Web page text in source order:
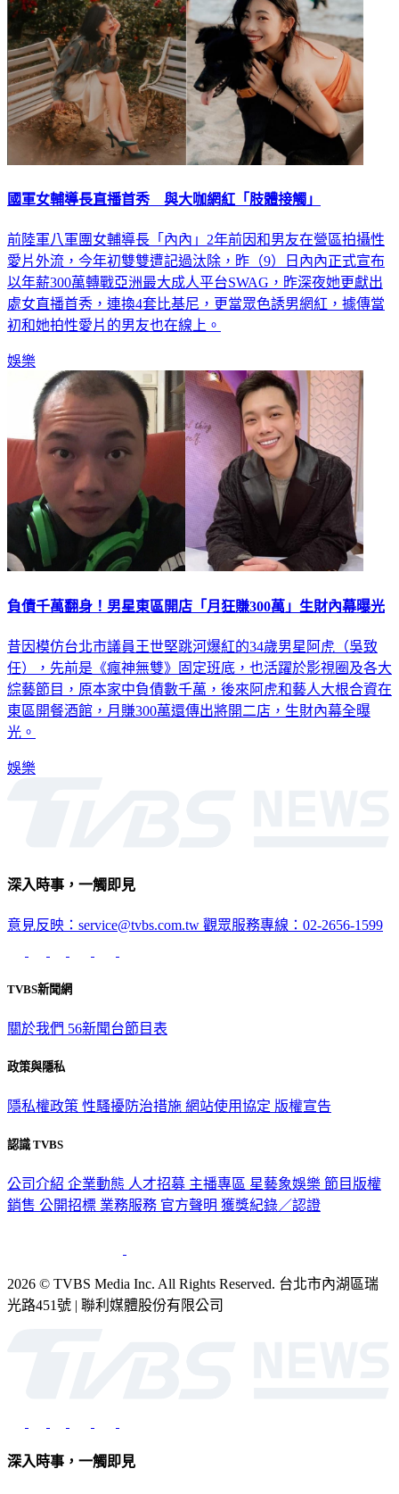
國軍女輔導長直播首秀 與大咖網紅「肢體接觸」
前陸軍八軍團女輔導長「內內」2年前因和男友在營區拍攝性
愛片外流，今年初雙雙遭記過汰除，昨（9）日內內正式宣布
以年薪300萬轉戰亞洲最大成人平台SWAG，昨深夜她更獻出
處女直播首秀，連換4套比基尼，更當眾色誘男網紅，據傳當
初和她拍性愛片的男友也在線上。
娛樂
負債千萬翻身！男星東區開店「月狂賺300萬」生財內幕曝光
昔因模仿台北市議員王世堅跳河爆紅的34歲男星阿虎（吳致
任），先前是《瘋神無雙》固定班底，也活躍於影視圈及各大
綜藝節目，原本家中負債數千萬，後來阿虎和藝人大根合資在
東區開餐酒館，月賺300萬還傳出將開二店，生財內幕全曝
光。
娛樂
深入時事，一觸即見
意見反映：service@tvbs.com.tw 觀眾服務專線：02-2656-1599
TVBS新聞網
關於我們 56新聞台節目表
政策與隱私
隱私權政策 性騷擾防治措施 網站使用協定 版權宣告
認識 TVBS
公司介紹 企業動態 人才招募 主播專區 星藝象娛樂 節目版權
銷售 公開招標 業務服務 官方聲明 獲獎紀錄／認證
2026 © TVBS Media Inc. All Rights Reserved. 台北市內湖區瑞
光路451號 | 聯利媒體股份有限公司
深入時事，一觸即見